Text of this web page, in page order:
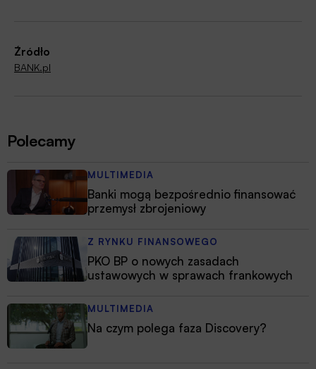
Źródło
BANK.pl
Polecamy
MULTIMEDIA
Banki mogą bezpośrednio finansować
przemysł zbrojeniowy
Z RYNKU FINANSOWEGO
PKO BP o nowych zasadach
ustawowych w sprawach frankowych
MULTIMEDIA
Na czym polega faza Discovery?